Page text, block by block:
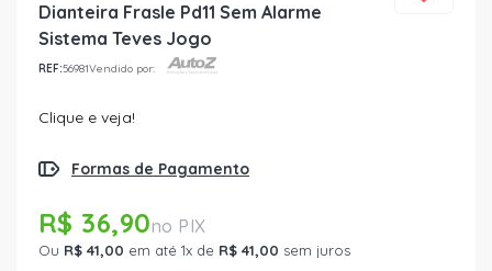
Dianteira Frasle Pd11 Sem Alarme
Sistema Teves Jogo
REF:56981Vendido por:
Clique e veja!
Formas de Pagamento
R$ 36,90
Ou R$ 41,00 em até 1x de R$ 41,00 sem juros